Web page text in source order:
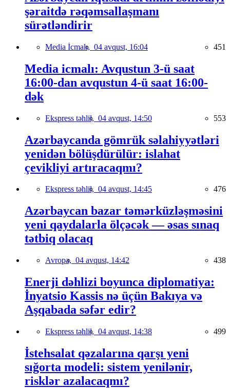
şəraitdə rəqəmsallaşmanı
sürətləndirir
Media İcmalı, 04 avqust, 16:04 451
Media icmalı: Avqustun 3-ü saat
16:00-dan avqustun 4-ü saat 16:00-
dək
Ekspress təhlil, 04 avqust, 14:50 553
Azərbaycanda gömrük səlahiyyətləri
yenidən bölüşdürülür: islahat
çevikliyi artıracaqmı?
Ekspress təhlil, 04 avqust, 14:45 476
Azərbaycan bazar təmərküzləşməsini
yeni qaydalarla ölçəcək — əsas sınaq
tətbiq olacaq
Avropa, 04 avqust, 14:42 438
Enerji dəhlizi boyunca diplomatiya:
İnyatsio Kassis nə üçün Bakıya və
Aşqabada səfər edir?
Ekspress təhlil, 04 avqust, 14:38 499
İstehsalat qəzalarına qarşı yeni
sığorta modeli: sistem yenilənir,
risklər azalacaqmı?